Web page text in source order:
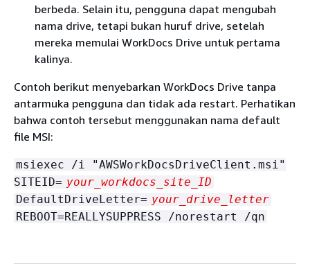
berbeda. Selain itu, pengguna dapat mengubah
nama drive, tetapi bukan huruf drive, setelah
mereka memulai WorkDocs Drive untuk pertama
kalinya.
Contoh berikut menyebarkan WorkDocs Drive tanpa
antarmuka pengguna dan tidak ada restart. Perhatikan
bahwa contoh tersebut menggunakan nama default
file MSI:
msiexec /i "AWSWorkDocsDriveClient.msi"
SITEID= your_workdocs_site_ID
DefaultDriveLetter= your_drive_letter
REBOOT=REALLYSUPPRESS /norestart /qn